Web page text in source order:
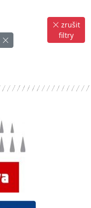
zrušit
filtry